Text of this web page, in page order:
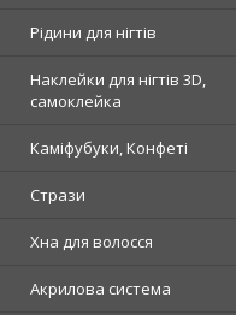
Рідини для нігтів
Наклейки для нігтів 3D,
самоклейка
Каміфубуки, Конфеті
Стрази
Хна для волосся
Акрилова система